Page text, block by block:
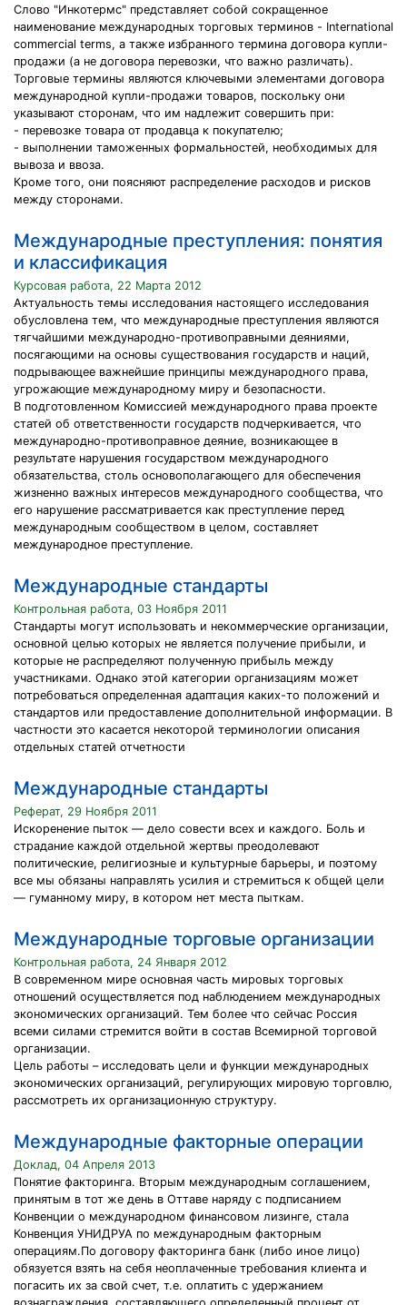
Слово "Инкотермс" представляет собой сокращенное
наименование международных торговых терминов - International
commercial terms, а также избранного термина договора купли-
продажи (а не договора перевозки, что важно различать).
Торговые термины являются ключевыми элементами договора
международной купли-продажи товаров, поскольку они
указывают сторонам, что им надлежит совершить при:
- перевозке товара от продавца к покупателю;
- выполнении таможенных формальностей, необходимых для
вывоза и ввоза.
Кроме того, они поясняют распределение расходов и рисков
между сторонами.
Международные преступления: понятия
и классификация
Курсовая работа, 22 Марта 2012
Актуальность темы исследования настоящего исследования
обусловлена тем, что международные преступления являются
тягчайшими международно-противоправными деяниями,
посягающими на основы существования государств и наций,
подрывающее важнейшие принципы международного права,
угрожающие международному миру и безопасности.
В подготовленном Комиссией международного права проекте
статей об ответственности государств подчеркивается, что
международно-противоправное деяние, возникающее в
результате нарушения государством международного
обязательства, столь основополагающего для обеспечения
жизненно важных интересов международного сообщества, что
его нарушение рассматривается как преступление перед
международным сообществом в целом, составляет
международное преступление.
Международные стандарты
Контрольная работа, 03 Ноября 2011
Стандарты могут использовать и некоммерческие организации,
основной целью которых не является получение прибыли, и
которые не распределяют полученную прибыль между
участниками. Однако этой категории организациям может
потребоваться определенная адаптация каких-то положений и
стандартов или предоставление дополнительной информации. В
частности это касается некоторой терминологии описания
отдельных статей отчетности
Международные стандарты
Реферат, 29 Ноября 2011
Искоренение пыток — дело совести всех и каждого. Боль и
страдание каждой отдельной жертвы преодолевают
политические, религиозные и культурные барьеры, и поэтому
все мы обязаны направлять усилия и стремиться к общей цели
— гуманному миру, в котором нет места пыткам.
Международные торговые организации
Контрольная работа, 24 Января 2012
В современном мире основная часть мировых торговых
отношений осуществляется под наблюдением международных
экономических организаций. Тем более что сейчас Россия
всеми силами стремится войти в состав Всемирной торговой
организации.
Цель работы – исследовать цели и функции международных
экономических организаций, регулирующих мировую торговлю,
рассмотреть их организационную структуру.
Международные факторные операции
Доклад, 04 Апреля 2013
Понятие факторинга. Вторым международным соглашением,
принятым в тот же день в Оттаве наряду с подписанием
Конвенции о международном финансовом лизинге, стала
Конвенция УНИДРУА по международным факторным
операциям.По договору факторинга банк (либо иное лицо)
обязуется взять на себя неоплаченные требования клиента и
погасить их за свой счет, т.е. оплатить с удержанием